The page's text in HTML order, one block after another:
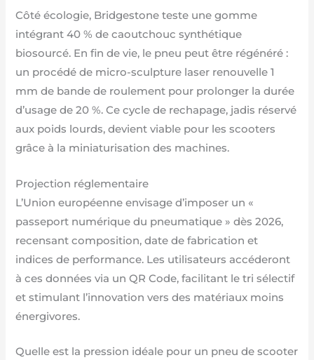
Côté écologie, Bridgestone teste une gomme
intégrant 40 % de caoutchouc synthétique
biosourcé. En fin de vie, le pneu peut être régénéré :
un procédé de micro-sculpture laser renouvelle 1
mm de bande de roulement pour prolonger la durée
d’usage de 20 %. Ce cycle de rechapage, jadis réservé
aux poids lourds, devient viable pour les scooters
grâce à la miniaturisation des machines.
Projection réglementaire
L’Union européenne envisage d’imposer un «
passeport numérique du pneumatique » dès 2026,
recensant composition, date de fabrication et
indices de performance. Les utilisateurs accéderont
à ces données via un QR Code, facilitant le tri sélectif
et stimulant l’innovation vers des matériaux moins
énergivores.
Quelle est la pression idéale pour un pneu de scooter